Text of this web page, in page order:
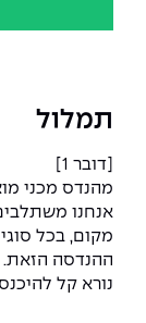
תמלול
[דובר 1]
מהנדס מכני
אנחנו
מקום, בכל
ההנדסה הזאת.
נורא קל